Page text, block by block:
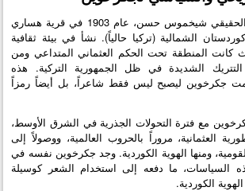
وُلِد جكرخوين، واسمه الحقيقي شيخموس حسن، عام 1903 في قرية هساري
الشمالية (تركيا حالياً). نشأ في بيئة ثقافية
المنطقة تحت الحكم العثماني المتداعي ومن
الشديدة في ظل الجمهورية التركية. هذه
جكرخوين ليصبح ليس فقط شاعراً، بل أيضاً رمزاً
مع فترة التحولات الجذرية في الشرق الأوسط،
العثمانية، مروراً بالحروب العالمية، ووصولاً إلى
ومنها الهوية الكوردية. وجد جكرخوين نفسه في
السياسات، ما دفعه إلى استخدام الشعر كوسيلة
الكوردية.